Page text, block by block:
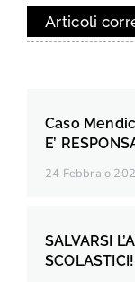
Articoli
Caso
E’
24 Febbraio
SALVARSI
SCOLASTICI!